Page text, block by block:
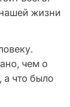
жизни
чем о
а что было